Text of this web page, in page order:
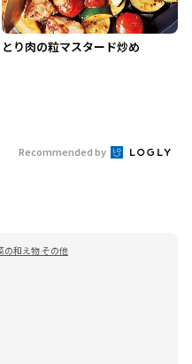
とり肉の粒マスタード炒め
Recommended by
の和え物 その他